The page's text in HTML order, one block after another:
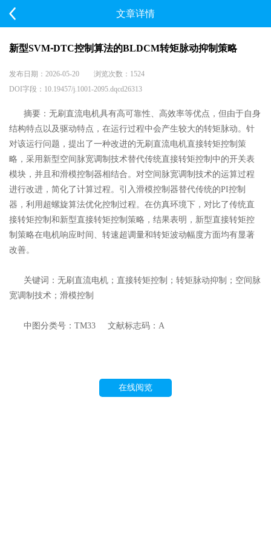
文章详情
新型SVM⁃DTC控制算法的BLDCM转矩脉动抑制策略
发布日期：2026-05-20 浏览次数：1524
DOI字段：10.19457/j.1001-2095.dqcd26313
摘要：无刷直流电机具有高可靠性、高效率等优点，但由于自身
结构特点以及驱动特点，在运行过程中会产生较大的转矩脉动。针
对该运行问题，提出了一种改进的无刷直流电机直接转矩控制策
略，采用新型空间 脉宽调制技术替代传统直接转矩控制中的开关表
模块，并且和滑模控制器相结合。对空间脉宽调制技术的运算过程
进行改进，简化了计算过程。引入滑模控制器替代传统的PI控制
器，利用超螺旋算法优化控制过程。 在仿真环境下，对比了传统直
接转矩控制和新型直接转矩控制策略，结果表明，新型直接转矩控
制策略在电机响应时间、转速超调量和转矩波动幅度方面均有显著
改善。
关键词：无刷直流电机；直接转矩控制；转矩脉动抑制；空间脉
宽调制技术；滑模控制
中图分类号：TM33 文献标志码：A
在线阅览